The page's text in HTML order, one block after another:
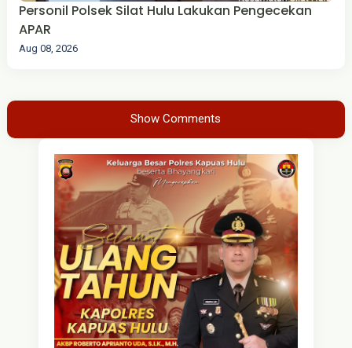
Personil Polsek Silat Hulu Lakukan Pengecekan
APAR
Aug 08, 2026
Show Comments